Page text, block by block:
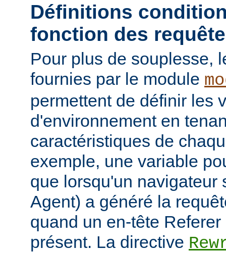
Définitions
fonction des
Pour plus de souplesse,
fournies par le module
permettent de définir les
d'environnement en
caractéristiques de
exemple, une variable
que lorsqu'un navigateur
Agent) a généré la
quand un en-tête
présent. La directive